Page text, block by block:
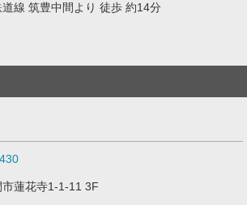
線 筑豊中間より 徒歩 約14分
蓮花寺1-1-11 3F